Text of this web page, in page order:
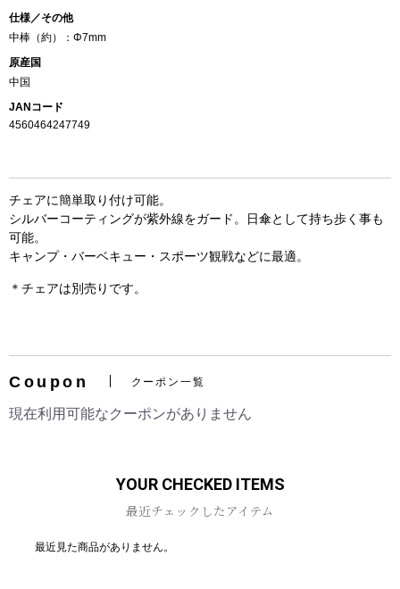
仕様／その他
中棒（約）：Φ7mm
原産国
中国
JANコード
4560464247749
チェアに簡単取り付け可能。
シルバーコーティングが紫外線をガード。日傘として持ち歩く事も
可能。
キャンプ・バーベキュー・スポーツ観戦などに最適。
＊チェアは別売りです。
Coupon クーポン一覧
現在利用可能なクーポンがありません
YOUR CHECKED ITEMS
最近チェックしたアイテム
最近見た商品がありません。